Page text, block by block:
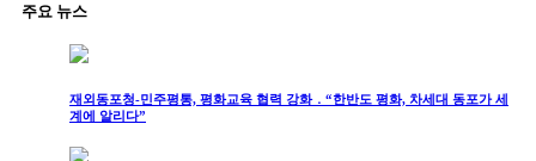
주요 뉴스
재외동포청-민주평통, 평화교육 협력 강화 ․ “한반도 평화, 차세대 동포가 세
계에 알리다”